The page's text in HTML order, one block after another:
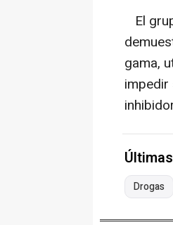
El
gama,
Drogas